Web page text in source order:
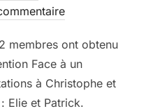
le
membres ont obtenu
Face à un
à Christophe et
Elie et Patrick.